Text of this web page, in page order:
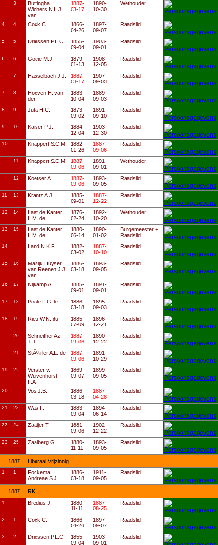
3
Buttingha
Wichers N.L.J.
van
1887-
03-17
1890-
10-30
Wethouder
4 4 Cock C.
1866-
04-26
1897-
09-07
Raadslid
5 5 Driessen P.L.C.
1855-
09-04
1903-
09-01
Raadslid
6 6 Goeje M.J.
1879-
01-13
1908-
12-05
Raadslid
7 Hasselbach J.J.
1887-
03-17
1907-
09-03
Raadslid
7 8
Hoeven H. van
der
1883-
10-04
1889-
09-03
Raadslid
8 9 Juta H.C.
1873-
09-02
1891-
09-10
Raadslid
9 10 Kaiser P.J.
1884-
12-04
1903-
12-30
Raadslid
10 Knappert S.C.M.
1882-
01-26
1887-
09-06
Raadslid
11 Knappert S.C.M.
1887-
09-06
1891-
09-01
Wethouder
12 Koetser A.
1887-
09-06
1893-
09-05
Raadslid
11 13 Krantz A.J.
1885-
09-01
1887-
12-22
Raadslid
12 14
Laat de Kanter
L.M. de
1876-
02-24
1892-
10-20
Wethouder
13 15
Laat de Kanter
L.M. de
1880-
06-14
1890-
01-02
Burgemeester +
Raadslid
14 Land N.K.F.
1882-
03-02
1887-
10-10
Raadslid
15 16
Masijk Huyser
van Reenen J.J.
van
1886-
03-18
1893-
09-05
Raadslid
16 17 Nijkamp A.
1885-
09-01
1891-
09-01
Raadslid
17 18 Poole L.G. le
1886-
03-18
1895-
09-03
Raadslid
18 19 Rieu W.N. du
1885-
07-09
1896-
12-21
Raadslid
20
Schneither Az.
J.J.
1887-
09-06
1890-
12-22
Raadslid
21 StÃ¼rler A.L. de
1887-
09-06
1891-
10-29
Raadslid
19 22
Verster v.
Wulvenhorst
F.A.
1869-
09-07
1899-
09-05
Raadslid
20 Vos J.B.
1886-
03-18
1887-
04-28
Raadslid
21 23 Was F.
1883-
09-04
1894-
06-14
Raadslid
22 24 Zaaijer T.
1881-
09-06
1902-
12-22
Raadslid
23 25 Zaalberg G.
1880-
11-11
1893-
09-05
Raadslid
1887 Liberaal Vrijzinnig
1 1
Fockema
Andreae S.J.
1886-
03-18
1911-
09-05
Raadslid
1887 RK
1 Bredius J.
1880-
11-11
1887-
08-25
Raadslid
2 1 Cock C.
1866-
04-26
1897-
09-07
Raadslid
3 2 Driessen P.L.C.
1855-
09-04
1903-
09-01
Raadslid